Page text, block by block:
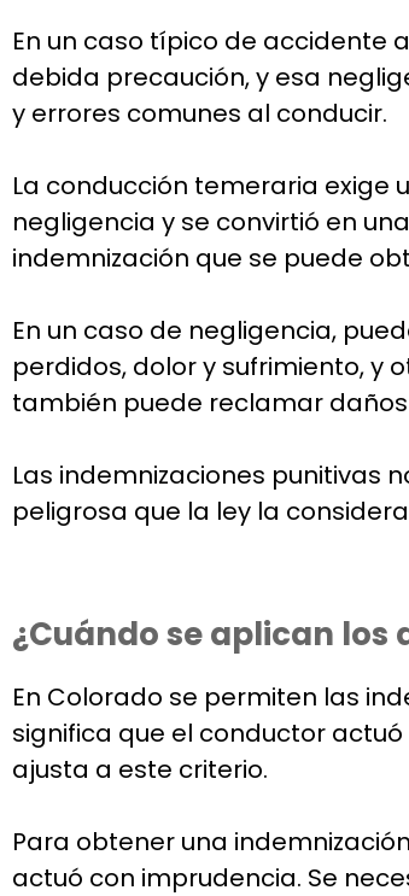
En un caso típico de accidente
debida precaución, y esa
y errores comunes al conducir.
La conducción temeraria exige
negligencia y se convirtió en
indemnización que se puede
En un caso de negligencia,
perdidos, dolor y sufrimiento, y
también puede reclamar
Las indemnizaciones punitivas
peligrosa que la ley la
¿Cuándo se aplican
En Colorado se permiten las
significa que el conductor
ajusta a este criterio.
Para obtener una
actuó con imprudencia. Se